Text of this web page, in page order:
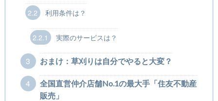
2.2 利用条件は？
2.2.1 実際のサービスは？
3 おまけ：草刈りは自分でやると大変？
4
全国直営仲介店舗No.1の最大手「住友不動産
販売」